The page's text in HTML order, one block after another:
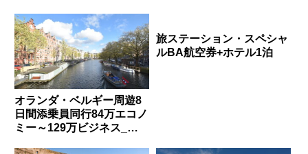
オランダ・ベルギー周遊8
日間添乗員同行84万エコノ
ミー～129万ビジネス_東
旅ステーション・スペシャ
ルBA航空券+ホテル1泊